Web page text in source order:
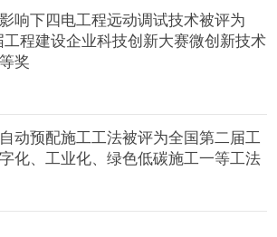
响下四电工程远动调试技术被评为
程建设企业科技创新大赛微创新技术
奖
动预配施工工法被评为全国第二届工
化、工业化、绿色低碳施工一等工法